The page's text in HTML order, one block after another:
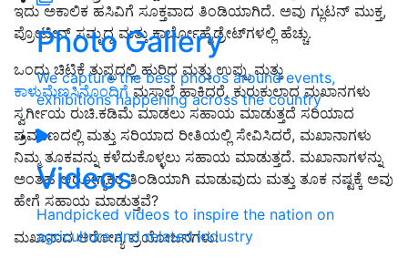
Photo Gallery
We capture the best photos around events,
exhibitions happening across the country
Videos
Handpicked videos to inspire the nation on
agriculture and related industry
ಇದು ಅಕಾಲಿಕ ಹಸಿವಿಗೆ ಸೂಕ್ತವಾದ ತಿಂಡಿಯಾಗಿದೆ. ಅವು ಗ್ಲುಟನ್ ಮುಕ್ತ,
ಪ್ರೋಟೀನ್ ಸಮೃದ್ಧ ಮತ್ತು ಕಾರ್ಬೋಹೈಡ್ರೇಟ್‌ಗಳಲ್ಲಿ ಹೆಚ್ಚು.
ಒಂದು ಚಿಟಿಕೆ ತುಪ್ಪದಲ್ಲಿ ಹುರಿದ ಮತ್ತು ಉಪ್ಪು ಮತ್ತು
ಕಾಳುಮೆಣಸಿನೊಂದಿಗೆ ಮಸಾಲೆ ಹಾಕಿದರೆ, ಕುರುಕುಲಾದ ಮಖಾನಗಳು
ಸ್ವರ್ಗೀಯ ರುಚಿ.ಕಡಿಮೆ ಮಾಡಲು ಸಹಾಯ ಮಾಡುತ್ತದೆ ಸರಿಯಾದ
ಪ್ರಮಾಣದಲ್ಲಿ ಮತ್ತು ಸರಿಯಾದ ರೀತಿಯಲ್ಲಿ ಸೇವಿಸಿದರೆ, ಮಖಾನಾಗಳು
ನಿಮ್ಮ ತೂಕವನ್ನು ಕಳೆದುಕೊಳ್ಳಲು ಸಹಾಯ ಮಾಡುತ್ತದೆ. ಮಖಾನಾಗಳನ್ನು
ಅಂತಹ ಆರೋಗ್ಯಕರ ತಿಂಡಿಯಾಗಿ ಮಾಡುವುದು ಮತ್ತು ತೂಕ ನಷ್ಟಕ್ಕೆ ಅವು
ಹೇಗೆ ಸಹಾಯ ಮಾಡುತ್ತವೆ?
ಮಖಾನಾದ ಆರೋಗ್ಯ ಪ್ರಯೋಜನಗಳು: